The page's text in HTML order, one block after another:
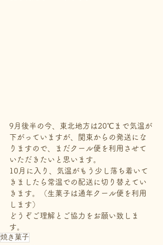
9月後半の今、東北地方は20℃まで気温が
下がっていますが、関東からの発送にな
りますので、まだクール便を利用させて
いただきたいと思います。
10月に入り、気温がもう少し落ち着いて
きましたら常温での配送に切り替えてい
きます。（生菓子は通年クール便を利用
します）
どうぞご理解とご協力をお願い致しま
す。
焼き菓子